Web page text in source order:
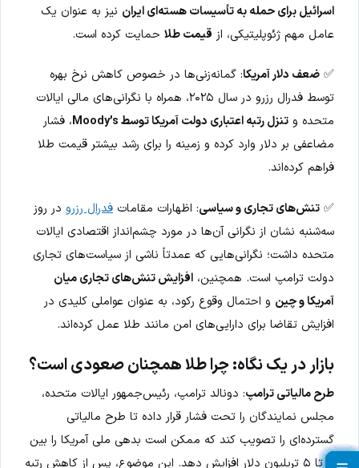
اسرائیل برای حمله به تأسیسات هسته‌ای ایران نیز به عنوان یک
عامل مهم ژئوپلیتیکی، از قیمت طلا حمایت کرده است.
✅ ضعف دلار آمریکا: گمانه‌زنی‌ها در خصوص کاهش نرخ بهره
توسط فدرال رزرو در سال ۲۰۲۵، همراه با نگرانی‌های مالی ایالات
متحده و تنزل رتبه اعتباری دولت آمریکا توسط Moody’s
، فشار
مضاعفی بر دلار وارد کرده و زمینه را برای رشد بیشتر قیمت طلا
فراهم کرده‌اند.
✅ تنش‌های تجاری و سیاسی: اظهارات مقامات فدرال رزرو در روز
سه‌شنبه نشان از نگرانی آن‌ها در مورد چشم‌انداز اقتصادی ایالات
متحده داشت؛ نگرانی‌هایی که عمدتاً ناشی از سیاست‌های تجاری
دولت ترامپ است. همچنین، افزایش تنش‌های تجاری میان
آمریکا و چین و احتمال وقوع رکود، به عنوان عواملی کلیدی در
افزایش تقاضا برای دارایی‌های امن مانند طلا عمل کرده‌اند.
بازار در یک نگاه: چرا طلا همچنان صعودی است؟
طرح مالیاتی ترامپ: دونالد ترامپ، رئیس‌جمهور ایالات متحده،
مجلس نمایندگان را تحت فشار قرار داده تا طرح مالیاتی
گسترده‌ای را تصویب کند که ممکن است بدهی ملی آمریکا را بین
۳ تا ۵ تریلیون دلار افزایش دهد. این موضوع، پس از کاهش رتبه